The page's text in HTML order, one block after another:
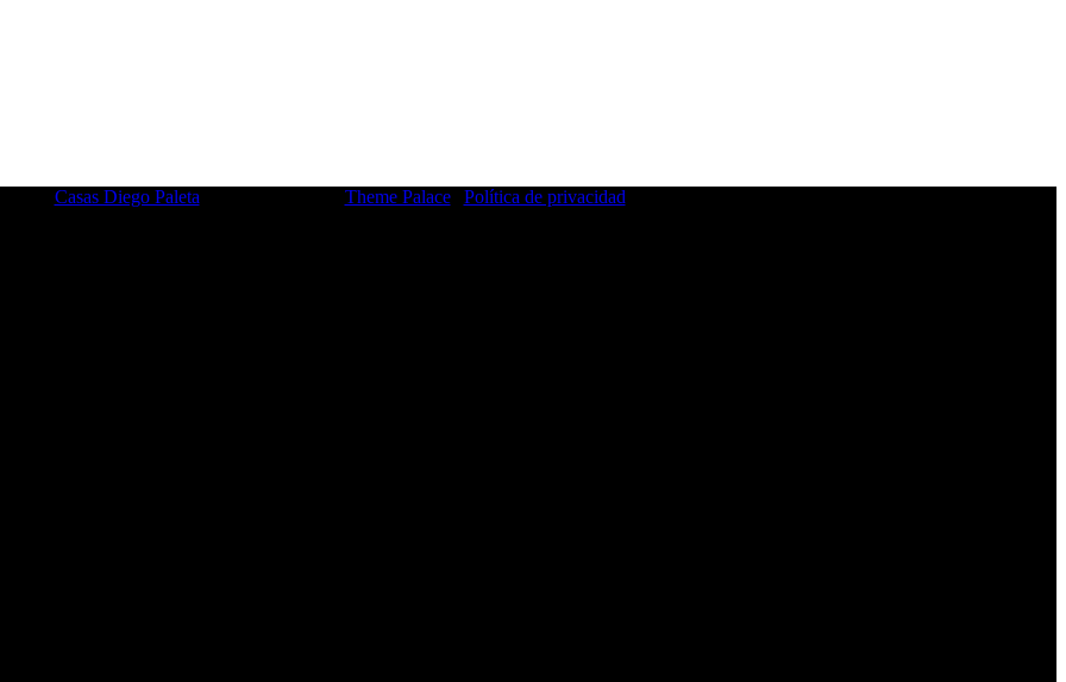
Casas Diego Paleta Theme Palace| Política de privacidad